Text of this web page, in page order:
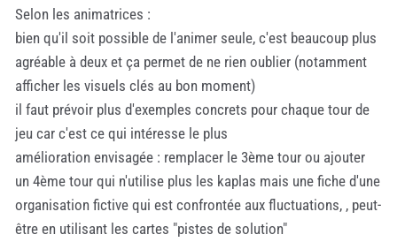
Selon les animatrices :
bien qu'il soit possible de l'animer seule, c'est beaucoup plus
agréable à deux et ça permet de ne rien oublier (notamment
afficher les visuels clés au bon moment)
il faut prévoir plus d'exemples concrets pour chaque tour de
jeu car c'est ce qui intéresse le plus
amélioration envisagée : remplacer le 3ème tour ou ajouter
un 4ème tour qui n'utilise plus les kaplas mais une fiche d'une
organisation fictive qui est confrontée aux fluctuations, , peut-
être en utilisant les cartes "pistes de solution"